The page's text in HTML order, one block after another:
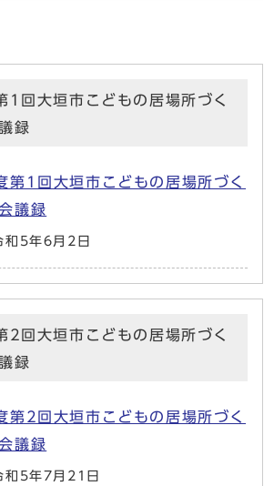
1回大垣市こどもの居場所づく
録
第1回大垣市こどもの居場所づく
議録
和5年6月2日
2回大垣市こどもの居場所づく
録
第2回大垣市こどもの居場所づく
議録
和5年7月21日